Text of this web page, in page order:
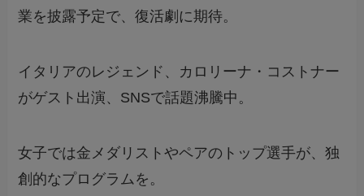
業を披露予定で、復活劇に期待。
イタリアのレジェンド、カロリーナ・コストナー
がゲスト出演、SNSで話題沸騰中。
女子では金メダリストやペアのトップ選手が、独
創的なプログラムを。